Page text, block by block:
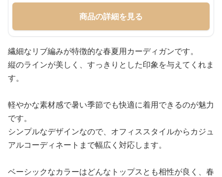
商品の詳細を見る
繊細なリブ編みが特徴的な春夏用カーディガンです。
縦のラインが美しく、すっきりとした印象を与えてくれま
す。
軽やかな素材感で暑い季節でも快適に着用できるのが魅力
です。
シンプルなデザインなので、オフィススタイルからカジュ
アルコーディネートまで幅広く対応します。
ベーシックなカラーはどんなトップスとも相性が良く、春